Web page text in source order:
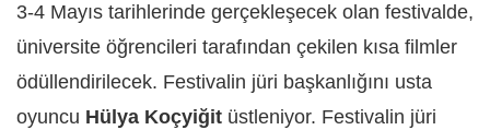
3-4 Mayıs tarihlerinde gerçekleşecek olan festivalde,
üniversite öğrencileri tarafından çekilen kısa filmler
ödüllendirilecek. Festivalin jüri başkanlığını usta
oyuncu Hülya Koçyiğit üstleniyor. Festivalin jüri